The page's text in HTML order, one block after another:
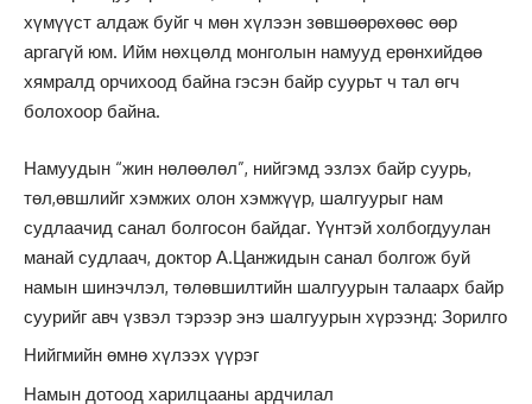
хүмүүст алдаж буйг ч мөн хүлээн зөвшөөрөхөөс өөр
аргагүй юм. Ийм нөхцөлд монголын намууд ерөнхийдөө
хямралд орчихоод байна гэсэн байр суурьт ч тал өгч
болохоор байна.
Намуудын “жин нөлөөлөл”, нийгэмд эзлэх байр суурь,
төл,өвшлийг хэмжих олон хэмжүүр, шалгуурыг нам
судлаачид санал болгосон байдаг. Үүнтэй холбогдуулан
манай судлаач, доктор А.Цанжидын санал болгож буй
намын шинэчлэл, төлөвшилтийн шалгуурын талаарх байр
суурийг авч үзвэл тэрээр энэ шалгуурын хүрээнд: Зорилго
Нийгмийн өмнө хүлээх үүрэг
Намын дотоод харилцааны ардчилал